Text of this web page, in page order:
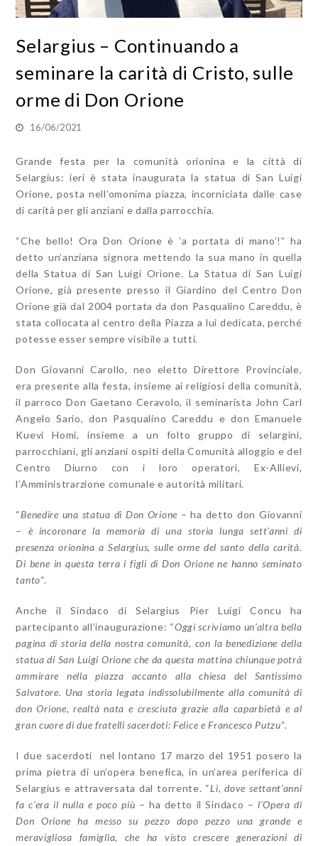
Selargius – Continuando a
seminare la carità di Cristo, sulle
orme di Don Orione
16/06/2021
Grande festa per la comunità orionina e la città di
Selargius: ieri è stata inaugurata la statua di San Luigi
Orione, posta nell’omonima piazza, incorniciata dalle case
di carità per gli anziani e dalla parrocchia.
“Che bello! Ora Don Orione è ‘a portata di mano’!” ha
detto un’anziana signora mettendo la sua mano in quella
della Statua di San Luigi Orione. La Statua di San Luigi
Orione, già presente presso il Giardino del Centro Don
Orione già dal 2004 portata da don Pasqualino Careddu, è
stata collocata al centro della Piazza a lui dedicata, perché
potesse esser sempre visibile a tutti.
Don Giovanni Carollo, neo eletto Direttore Provinciale,
era presente alla festa, insieme ai religiosi della comunità,
il parroco Don Gaetano Ceravolo, il seminarista John Carl
Angelo Sario, don Pasqualino Careddu e don Emanuele
Kuevi Homi, insieme a un folto gruppo di selargini,
parrocchiani, gli anziani ospiti della Comunità alloggio e del
Centro Diurno con i loro operatori, Ex-Allievi,
l’Amministrarzione comunale e autorità militari.
“Benedire una statua di Don Orione – ha detto don Giovanni
– è incoronare la memoria di una storia lunga sett’anni di
presenza orionina a Selargius, sulle orme del santo della carità.
Di bene in questa terra i figli di Don Orione ne hanno seminato
tanto“.
Anche il Sindaco di Selargius Pier Luigi Concu ha
partecipanto all’inaugurazione: “Oggi scriviamo un’altra bella
pagina di storia della nostra comunità, con la benedizione della
statua di San Luigi Orione che da questa mattina chiunque potrà
ammirare nella piazza accanto alla chiesa del Santissimo
Salvatore. Una storia legata indissolubilmente alla comunità di
don Orione, realtà nata e cresciuta grazie alla caparbietà e al
gran cuore di due fratelli sacerdoti: Felice e Francesco Putzu“.
I due sacerdoti nel lontano 17 marzo del 1951 posero la
prima pietra di un’opera benefica, in un’area periferica di
Selargius e attraversata dal torrente. “Lì, dove settant’anni
fa c’era il nulla e poco più – ha detto il Sindaco – l’Opera di
Don Orione ha messo su pezzo dopo pezzo una grande e
meravigliosa famiglia, che ha visto crescere generazioni di